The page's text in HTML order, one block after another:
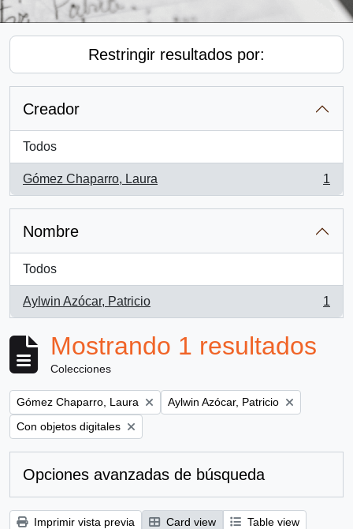
Restringir resultados por:
Creador
Todos
Gómez Chaparro, Laura
, 1 resultados
1
Nombre
Todos
Aylwin Azócar, Patricio
, 1 resultados
1
Mostrando 1 resultados
Colecciones
Remove filter:
Gómez Chaparro, Laura Remove filter:
Aylwin Azócar, Patricio
Remove filter:
Con objetos digitales
Opciones avanzadas de búsqueda
Imprimir vista previa Card view
Table view